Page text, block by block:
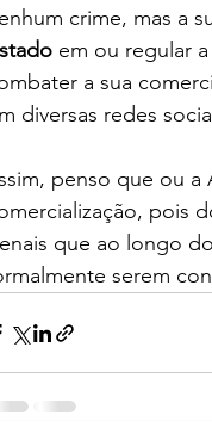
crime, mas a
em ou regular
a sua
diversas redes
penso que ou
pois
que ao longo
serem